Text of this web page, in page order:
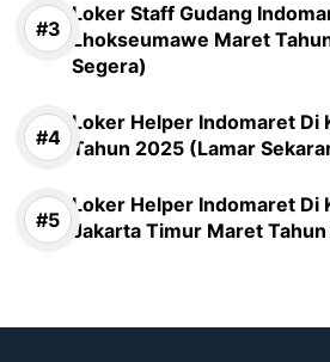
Loker Staff Gudang
Lhokseumawe Maret
Segera)
Loker Helper Indomaret Di
Tahun 2025 (Lamar
Loker Helper Indomaret Di
Jakarta Timur Maret